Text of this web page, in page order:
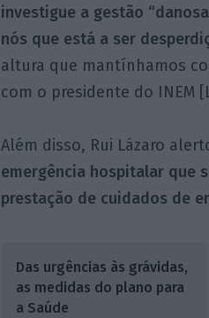
investigue a gestão
nós que está a ser
altura que mantínhamos
com o presidente do INEM
Além disso, Rui Lázaro
emergência hospitalar que
prestação de cuidados de
Das urgências às grávidas,
as medidas do plano para
a Saúde